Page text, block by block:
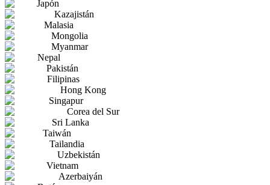
Japón
Kazajistán
Malasia
Mongolia
Myanmar
Nepal
Pakistán
Filipinas
Hong Kong
Singapur
Corea del Sur
Sri Lanka
Taiwán
Tailandia
Uzbekistán
Vietnam
Azerbaiyán